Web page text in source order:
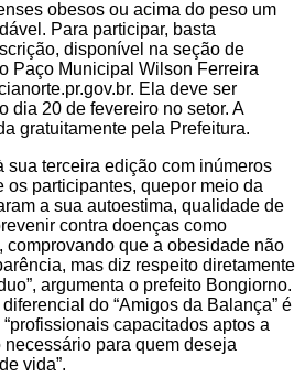
obesos ou acima do peso um
Para participar, basta
disponível na seção de
Paço Municipal Wilson Ferreira
Ela deve ser
dia 20 de fevereiro no setor. A
gratuitamente pela Prefeitura.
sua terceira edição com inúmeros
os participantes, quepor meio da
a sua autoestima, qualidade de
contra doenças como
comprovando que a obesidade não
mas diz respeito diretamente
argumenta o prefeito Bongiorno.
do “Amigos da Balança” é
capacitados aptos a
para quem deseja
vida”.